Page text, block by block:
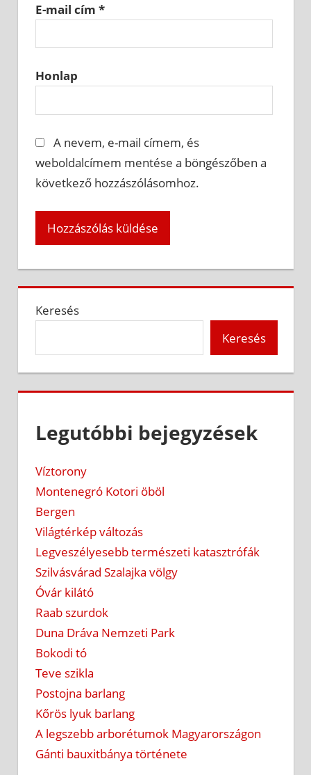
E-mail cím *
Honlap
A nevem, e-mail címem, és
weboldalcímem mentése a böngészőben a
következő hozzászólásomhoz.
Keresés
Keresés
Legutóbbi bejegyzések
Víztorony
Montenegró Kotori öböl
Bergen
Világtérkép változás
Legveszélyesebb természeti katasztrófák
Szilvásvárad Szalajka völgy
Óvár kilátó
Raab szurdok
Duna Dráva Nemzeti Park
Bokodi tó
Teve szikla
Postojna barlang
Kőrös lyuk barlang
A legszebb arborétumok Magyarországon
Gánti bauxitbánya története